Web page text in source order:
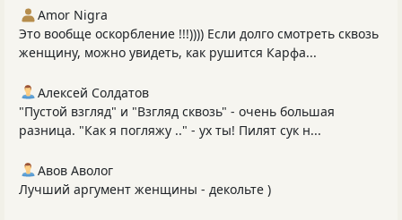
Amor Nigra
Это вообще оскорбление !!!)))) Если долго смотреть сквозь
женщину, можно увидеть, как рушится Карфа...
Алексей Солдатов
"Пустой взгляд" и "Взгляд сквозь" - очень большая
разница. "Как я погляжу .." - ух ты! Пилят сук н...
Авов Аволог
Лучший аргумент женщины - декольте )